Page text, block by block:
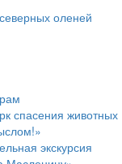
оленей
спасения животных
экскурсия